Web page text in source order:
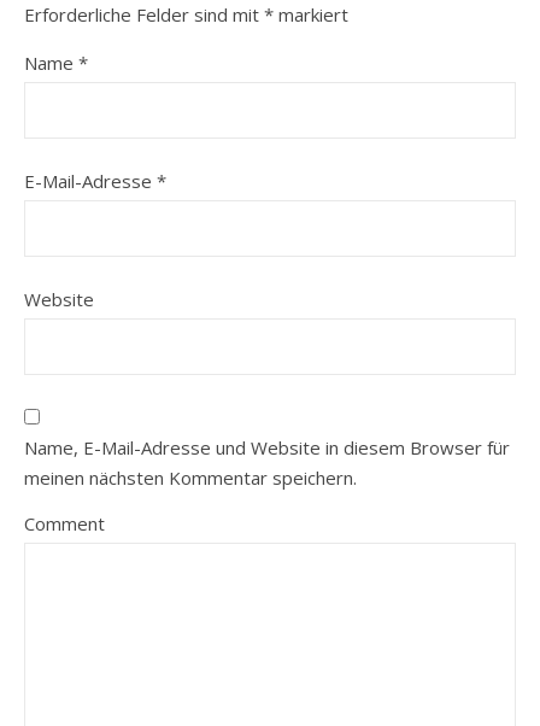
Erforderliche Felder sind mit * markiert
Name *
E-Mail-Adresse *
Website
Name, E-Mail-Adresse und Website in diesem Browser für
meinen nächsten Kommentar speichern.
Comment